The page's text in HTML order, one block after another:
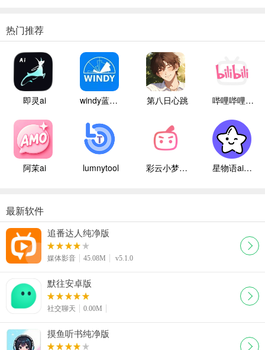
热门推荐
即灵ai windy蓝色气象 第八日心跳 哔哩哔哩白色版
阿茉ai lumnytool 彩云小梦国际版 星物语ai聊天
最新软件
追番达人纯净版
媒体影音 45.08M v5.1.0
默往安卓版
社交聊天 0.00M
摸鱼听书纯净版